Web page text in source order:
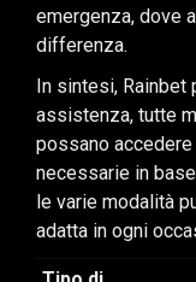
emergenza, dove
differenza.
In sintesi,
assistenza, tutte
possano
necessarie in
le varie modalità
adatta in ogni